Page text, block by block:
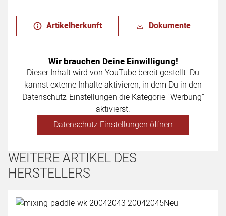
Artikelherkunft Dokumente
Wir brauchen Deine Einwilligung!
Dieser Inhalt wird von YouTube bereit gestellt. Du
kannst externe Inhalte aktivieren, in dem Du in den
Datenschutz-Einstellungen die Kategorie "Werbung"
aktivierst.
Datenschutz Einstellungen öffnen
WEITERE ARTIKEL DES
HERSTELLERS
Artikel überspringen